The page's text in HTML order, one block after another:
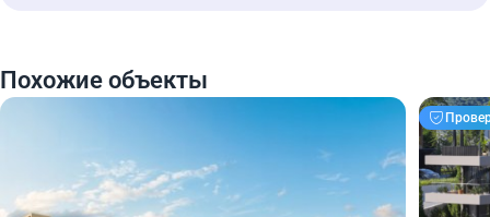
Похожие объекты